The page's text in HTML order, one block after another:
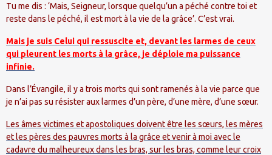
Tu me dis : ‘Mais, Seigneur, lorsque quelqu’un a péché contre toi et
reste dans le péché, il est mort à la vie de la grâce’. C’est vrai.
Mais je suis Celui qui ressuscite et, devant les larmes de ceux
qui pleurent les morts à la grâce, je déploie ma puissance
infinie.
Dans l’Évangile, il y a trois morts qui sont ramenés à la vie parce que
je n’ai pas su résister aux larmes d’un père, d’une mère, d’une sœur.
Les âmes victimes et apostoliques doivent être les sœurs, les mères
et les pères des pauvres morts à la grâce et venir à moi avec le
cadavre du malheureux dans les bras, sur les bras, comme leur croix